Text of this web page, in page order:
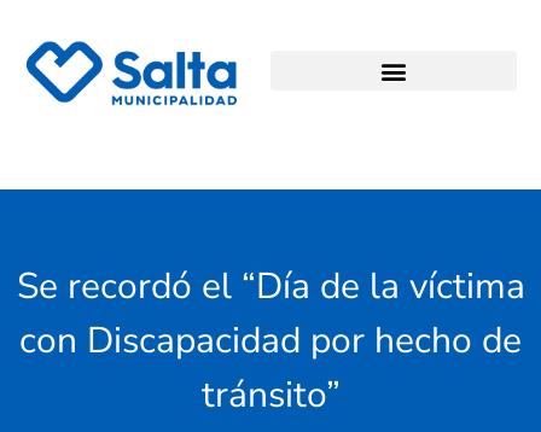
Se recordó el “Día de la víctima
con Discapacidad por hecho de
tránsito”